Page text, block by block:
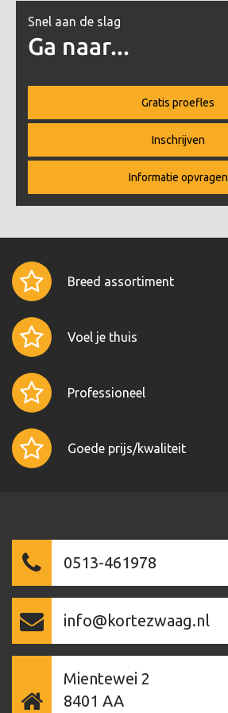
Snel aan de slag
Ga naar...
Gratis proefles
Inschrijven
Informatie opvragen
Breed assortiment
Voel je thuis
Professioneel
Goede prijs/kwaliteit
0513-461978
info@kortezwaag.nl
Mientewei 2
8401 AA